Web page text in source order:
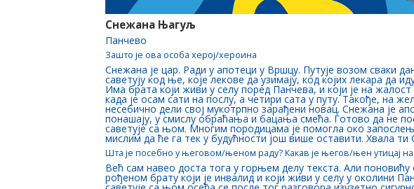
Снежана Њагуљ
Панчево
Зашто је ова особа херој/хероина
Снежана је цар. Ради у апотеци у Вршцу. Путује возом сваки
саветују код ње, које лекове да узимају, код којих лекара
Има брата који живи у селу поред Панчева, и који је на
када је осам сати на послу, а четири сата у путу. Такође, на
несебично дели свој мукотрпно зарађени новац. Снежана је
понашају, у смислу обраћања и бацања смећа. Готово да не
саветује са њом. Многим породицама је помогла око
мислим да ће га тек у будућности још више оставити. Хвала ти
Шта је посебно у његовом/њеном раду? Какав је његов/њен утицај на
Већ сам навео доста тога у горњем делу текста. Али
рођеном брату који је инвалид и који живи у селу у околини